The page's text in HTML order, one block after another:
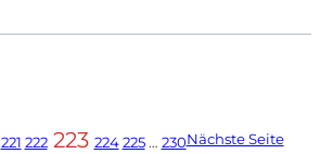
221 222 223 224 225 … 230Nächste Seite